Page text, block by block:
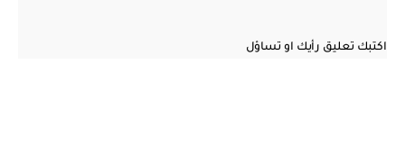
اكتبك تعليق رأيك او تساؤل